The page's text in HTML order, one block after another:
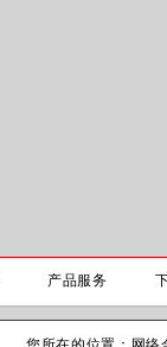
产品服务